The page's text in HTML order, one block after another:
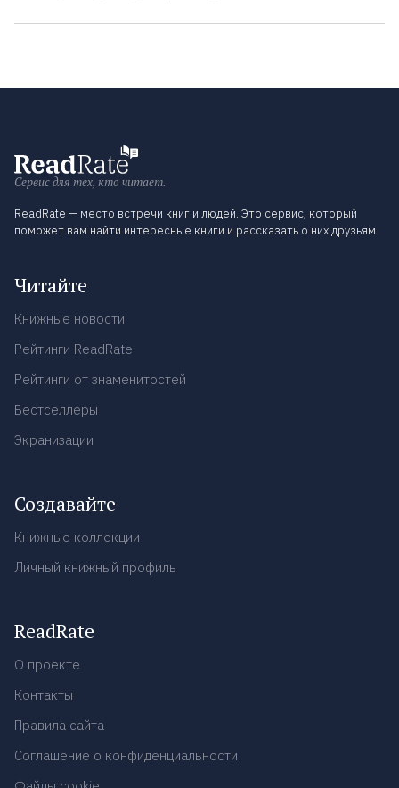
Сервис для тех, кто читает.
ReadRate — место встречи книг и людей. Это сервис, который
поможет вам найти интересные книги и рассказать о них друзьям.
Читайте
Книжные новости
Рейтинги ReadRate
Рейтинги от знаменитостей
Бестселлеры
Экранизации
Создавайте
Книжные коллекции
Личный книжный профиль
ReadRate
О проекте
Контакты
Правила сайта
Соглашение о конфиденциальности